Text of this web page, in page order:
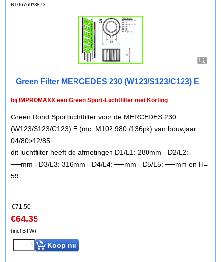
R106769*3873
Green Filter MERCEDES 230 (W123/S123/C123) E
bij IMPROMAXX een Green Sport-Luchtfilter met Korting
Green Rond Sportluchtfilter voor de MERCEDES 230
(W123/S123/C123) E (mc: M102,980 /136pk) van bouwjaar
04/80>12/85
dit luchtfilter heeft de afmetingen D1/L1: 280mm - D2/L2:
──mm - D3/L3: 316mm - D4/L4: ──mm - D5/L5: ──mm en H=
59
€71.50
€64.35
(incl BTW)
Koop nu